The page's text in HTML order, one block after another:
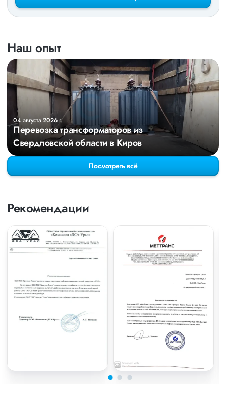
Наш опыт
04 августа 2026 г.
Перевозка трансформаторов из
Свердловской области в Киров
Посмотреть всё
Рекомендации